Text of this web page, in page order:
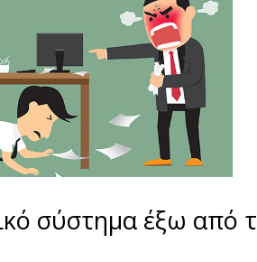
σύστημα έξω από